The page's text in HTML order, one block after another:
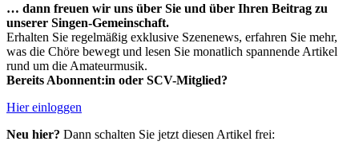
… dann freuen wir uns über Sie und über Ihren Beitrag zu
unserer Singen-Gemeinschaft.
Erhalten Sie regelmäßig exklusive Szenenews, erfahren Sie mehr,
was die Chöre bewegt und lesen Sie monatlich spannende Artikel
rund um die Amateurmusik.
Bereits Abonnent:in oder SCV-Mitglied?
Hier einloggen
Neu hier? Dann schalten Sie jetzt diesen Artikel frei: